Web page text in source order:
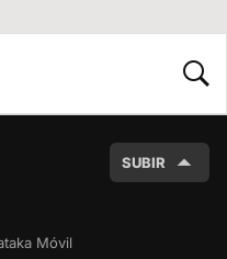
SUBIR
Móvil